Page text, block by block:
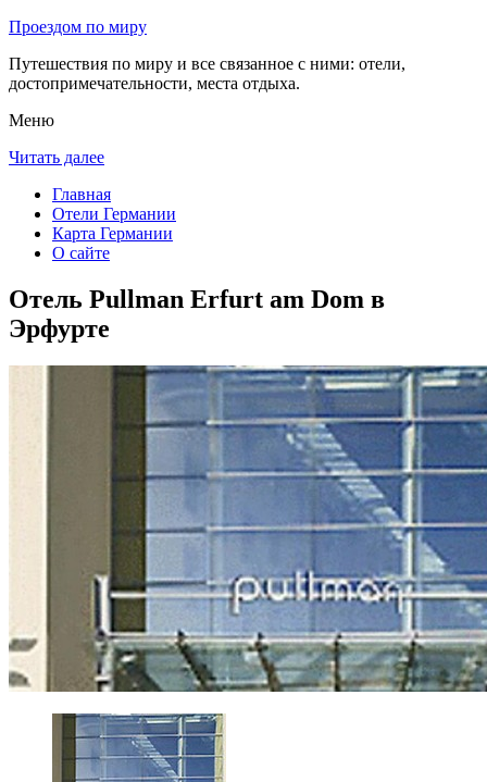
Проездом по миру
Путешествия по миру и все связанное с ними: отели,
достопримечательности, места отдыха.
Меню
Читать далее
Главная
Отели Германии
Карта Германии
О сайте
Отель Pullman Erfurt am Dom в
Эрфурте